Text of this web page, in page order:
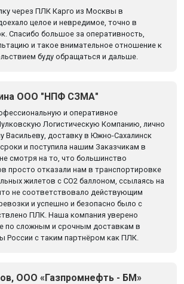
через ПЛК Карго из Москвы в
целое и невредимое, точно в
Спасибо большое за оперативность,
и такое внимательное отношение к
буду обращаться и дальше.
ООО "НПФ СЗМА"
и оперативное
Логистическую Компанию, лично
Васильеву, доставку в Южно-Сахалинск
и поступила нашим Заказчикам в
смотря на то, что большинство
просто отказали нам в транспортировке
жилетов с CO2 баллоном, ссылаясь на
не соответствовало действующим
и успешно и безопасно было с
ПЛК. Наша компания уверено
по сложным и срочным доставкам в
России с таким партнёром как ПЛК.
ООО «Газпромнефть - БМ»